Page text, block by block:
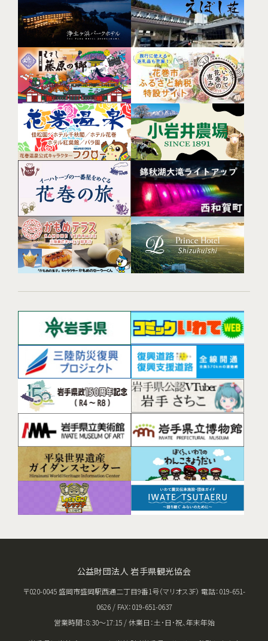
公益財団法人 岩手県観光協会
〒020-0045 盛岡市盛岡駅西通二丁目9番1号（マリオス3F） 電話：019-651-
0626 / FAX：019-651-0637
営業時間：8:30〜17:15 / 休業日：土･日･祝、年末年始